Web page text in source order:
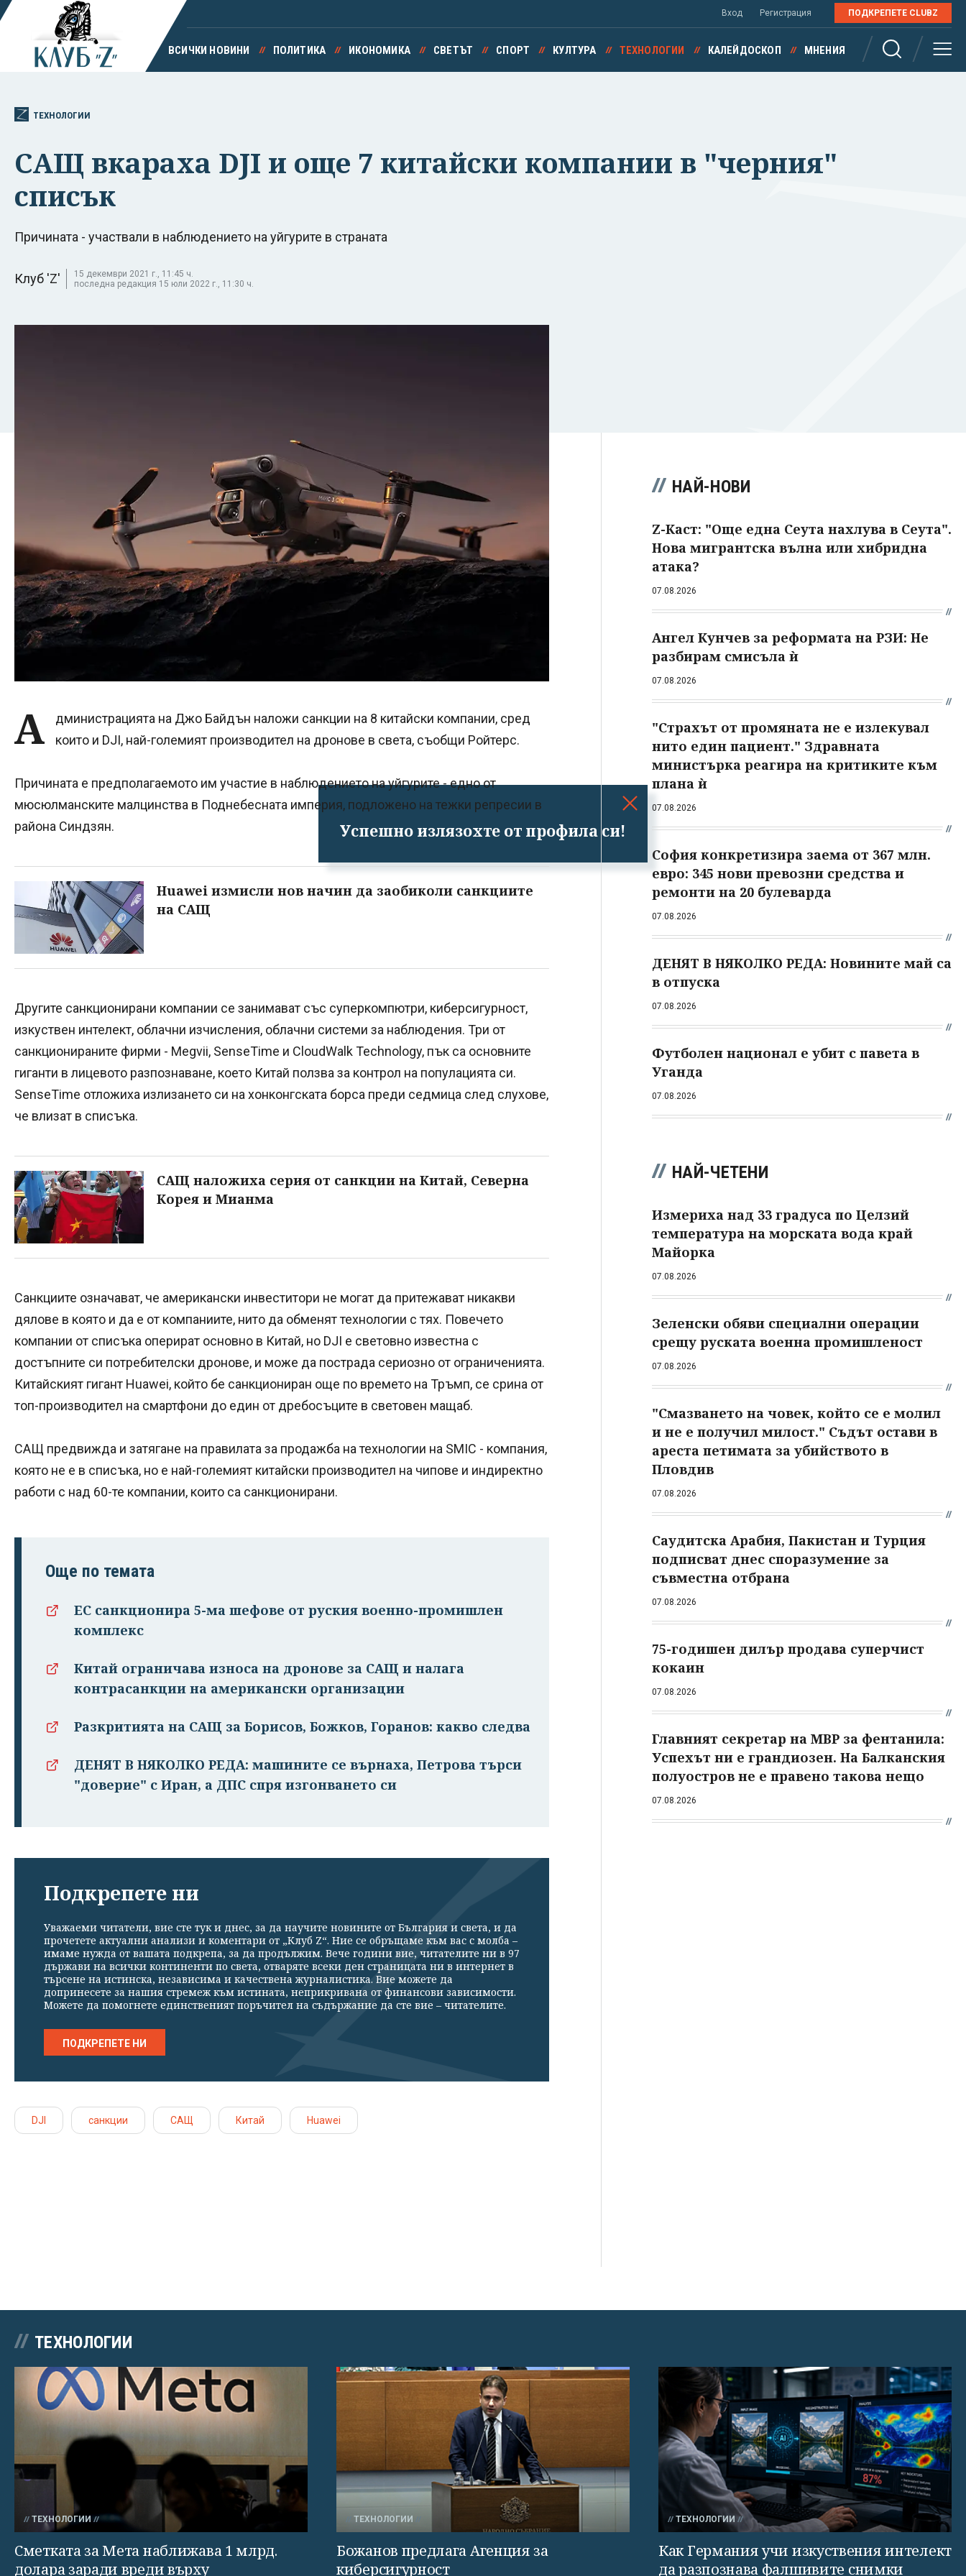
Успешно излязохте от профила си!
Вход Регистрация ПОДКРЕПЕТЕ CLUBZ
ВСИЧКИ НОВИНИ ПОЛИТИКА ИКОНОМИКА СВЕТЪТ СПОРТ КУЛТУРА ТЕХНОЛОГИИ КАЛЕЙДОСКОП МНЕНИЯ
ТЕХНОЛОГИИ
САЩ вкараха DJI и още 7 китайски компании в "черния"
списък
Причината - участвали в наблюдението на уйгурите в страната
Клуб 'Z'
15 декември 2021 г., 11:45 ч.
последна редакция 15 юли 2022 г., 11:30 ч.
А
дминистрацията на Джо Байдън наложи санкции на 8 китайски компании, сред
които и DJI, най-големият производител на дронове в света, съобщи Ройтерс.
Причината е предполагаемото им участие в наблюдението на уйгурите - едно от
мюсюлманските малцинства в Поднебесната империя, подложено на тежки репресии в
района Синдзян.
Huawei измисли нов начин да заобиколи санкциите
на САЩ
Другите санкционирани компании се занимават със суперкомпютри, киберсигурност,
изкуствен интелект, облачни изчисления, облачни системи за наблюдения. Три от
санкционираните фирми - Megvii, SenseTime и CloudWalk Technology, пък са основните
гиганти в лицевото разпознаване, което Китай ползва за контрол на популацията си.
SenseTime отложиха излизането си на хонконгската борса преди седмица след слухове,
че влизат в списъка.
САЩ наложиха серия от санкции на Китай, Северна
Корея и Мианма
Санкциите означават, че американски инвеститори не могат да притежават никакви
дялове в която и да е от компаниите, нито да обменят технологии с тях. Повечето
компании от списъка оперират основно в Китай, но DJI е световно известна с
достъпните си потребителски дронове, и може да пострада сериозно от ограниченията.
Китайският гигант Huawei, който бе санкциониран още по времето на Тръмп, се срина от
топ-производител на смартфони до един от дребосъците в световен мащаб.
САЩ предвижда и затягане на правилата за продажба на технологии на SMIC - компания,
която не е в списъка, но е най-големият китайски производител на чипове и индиректно
работи с над 60-те компании, които са санкционирани.
Още по темата
ЕС санкционира 5-ма шефове от руския военно-промишлен
комплекс
Китай ограничава износа на дронове за САЩ и налага
контрасанкции на американски организации
Разкритията на САЩ за Борисов, Божков, Горанов: какво следва
ДЕНЯТ В НЯКОЛКО РЕДА: машините се върнаха, Петрова търси
"доверие" с Иран, а ДПС спря изгонването си
Подкрепете ни
Уважаеми читатели, вие сте тук и днес, за да научите новините от България и света, и да
прочетете актуални анализи и коментари от „Клуб Z“. Ние се обръщаме към вас с молба –
имаме нужда от вашата подкрепа, за да продължим. Вече години вие, читателите ни в 97
държави на всички континенти по света, отваряте всеки ден страницата ни в интернет в
търсене на истинска, независима и качествена журналистика. Вие можете да
допринесете за нашия стремеж към истината, неприкривана от финансови зависимости.
Можете да помогнете единственият поръчител на съдържание да сте вие – читателите.
ПОДКРЕПЕТЕ НИ
DJI санкции САЩ Китай Huawei
НАЙ-НОВИ
Z-Каст: "Още една Сеута нахлува в Сеута".
Нова мигрантска вълна или хибридна
атака?
07.08.2026
Ангел Кунчев за реформата на РЗИ: Не
разбирам смисъла ѝ
07.08.2026
"Страхът от промяната не е излекувал
нито един пациент." Здравната
министърка реагира на критиките към
плана ѝ
07.08.2026
София конкретизира заема от 367 млн.
евро: 345 нови превозни средства и
ремонти на 20 булеварда
07.08.2026
ДЕНЯТ В НЯКОЛКО РЕДА: Новините май са
в отпуска
07.08.2026
Футболен национал е убит с павета в
Уганда
07.08.2026
НАЙ-ЧЕТЕНИ
Измериха над 33 градуса по Целзий
температура на морската вода край
Майорка
07.08.2026
Зеленски обяви специални операции
срещу руската военна промишленост
07.08.2026
"Смазването на човек, който се е молил
и не е получил милост." Съдът остави в
ареста петимата за убийството в
Пловдив
07.08.2026
Саудитска Арабия, Пакистан и Турция
подписват днес споразумение за
съвместна отбрана
07.08.2026
75-годишен дилър продава суперчист
кокаин
07.08.2026
Главният секретар на МВР за фентанила:
Успехът ни е грандиозен. На Балканския
полуостров не е правено такова нещо
07.08.2026
ТЕХНОЛОГИИ
ТЕХНОЛОГИИ
Сметката за Мета наближава 1 млрд.
долара заради вреди върху
ТЕХНОЛОГИИ
Божанов предлага Агенция за
киберсигурност
ТЕХНОЛОГИИ
Как Германия учи изкуствения интелект
да разпознава фалшивите снимки